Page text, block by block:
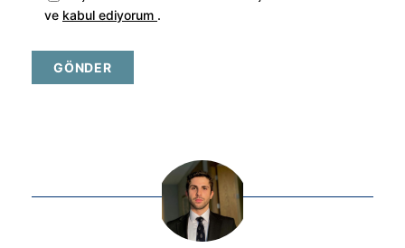
ve kabul ediyorum .